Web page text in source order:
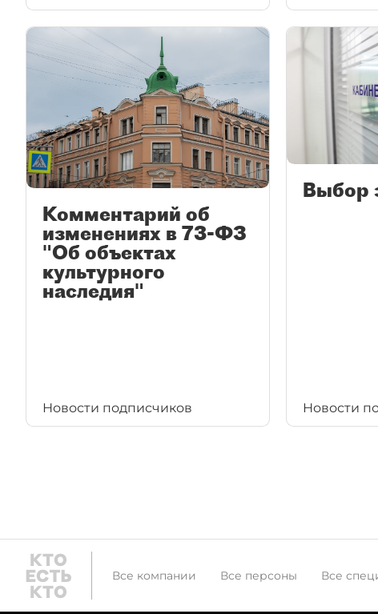
Комментарий об
изменениях в 73-ФЗ
"Об объектах
культурного
наследия"
Новости подписчиков
Выбор
Новости
Все компании Все персоны Все